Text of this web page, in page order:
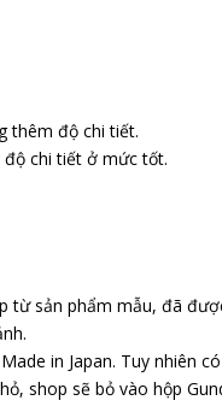
thêm độ chi tiết.
chi tiết ở mức tốt.
từ sản phẩm mẫu, đã
in Japan. Tuy nhiên
shop sẽ bỏ vào hộp